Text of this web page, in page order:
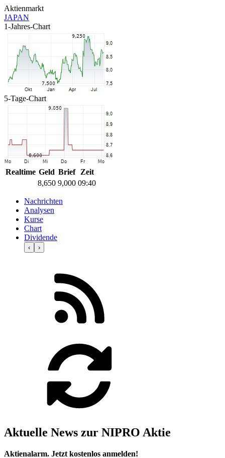
Aktienmarkt
JAPAN
1-Jahres-Chart
5-Tage-Chart
Realtime Geld Brief
Zeit
8,650 9,000 09:40
Nachrichten
Analysen
Kurse
Chart
Dividende
‹ ›
Aktuelle News zur NIPRO Aktie
Aktienalarm. Jetzt kostenlos anmelden!